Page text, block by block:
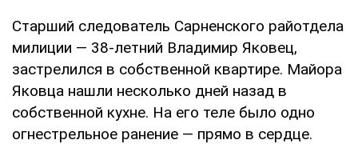
Старший следователь Сарненского райотдела
милиции — 38-летний Владимир Яковец,
застрелился в собственной квартире. Майора
Яковца нашли несколько дней назад в
собственной кухне. На его теле было одно
огнестрельное ранение — прямо в сердце.